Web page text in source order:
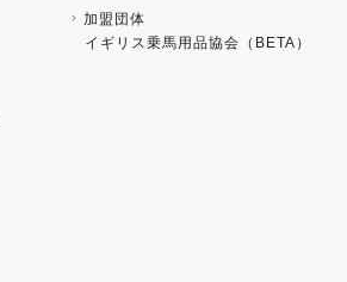
加盟団体
イギリス乗馬用品協会（BETA）